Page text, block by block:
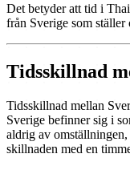
Det betyder att tid i
från Sverige som ställer
Tidsskillnad
Tidsskillnad mellan
Sverige befinner sig i
aldrig av
skillnaden med en